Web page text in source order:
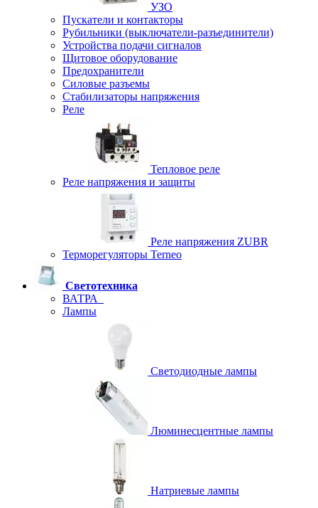
УЗО
Пускатели и контакторы
Рубильники (выключатели-разъединители)
Устройства подачи сигналов
Щитовое оборудование
Предохранители
Силовые разъемы
Стабилизаторы напряжения
Реле
Тепловое реле
Реле напряжения и защиты
Реле напряжения ZUBR
Терморегуляторы Terneo
Светотехника
ВАТРА
Лампы
Светодиодные лампы
Люминесцентные лампы
Натриевые лампы